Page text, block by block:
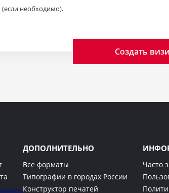
(если необходимо).
Создать
ДОПОЛНИТЕЛЬНО
Все форматы
Типографии в городах России
Конструктор печатей
Часто